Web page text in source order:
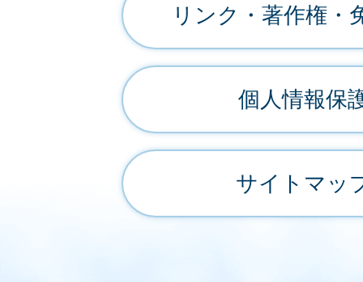
リンク・著作権・
個人情報保
サイトマッ